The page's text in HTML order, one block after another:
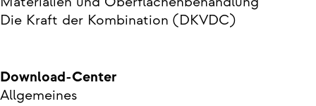
Die Kraft der Kombination (DKVDC)
Download-Center
Allgemeines